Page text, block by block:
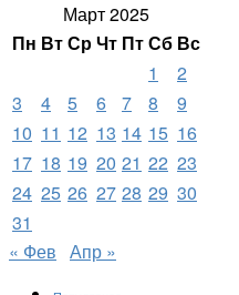
Март 2025
Пн ВтСрЧт ПтСб Вс
1
2
3
4 5 6 7 8
9
10 11 12 13 14 15 16
17 18 19 20 21 22 23
24 25 26 27 28 29 30
31
« Фев Апр »